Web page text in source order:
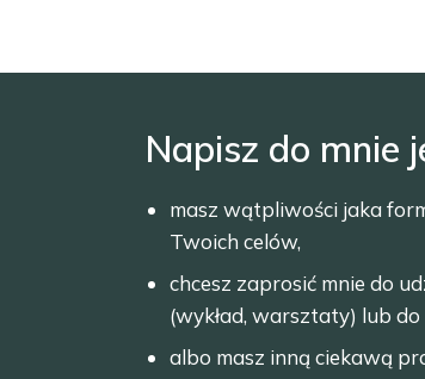
Napisz do mnie
masz wątpliwości jaka
Twoich celów,
chcesz zaprosić mnie do
(wykład, warsztaty) lub
albo masz inną ciekawą